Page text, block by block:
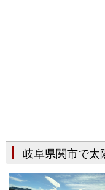
岐阜県関市で太